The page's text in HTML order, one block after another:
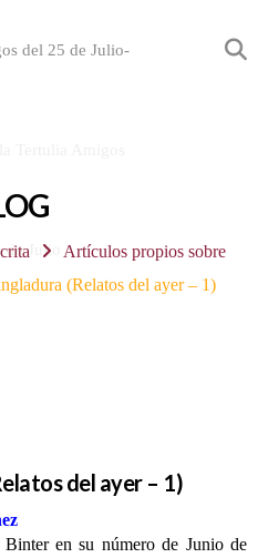
Artículos propios sobre
(Relatos del ayer – 1)
del ayer – 1)
en su número de Junio de